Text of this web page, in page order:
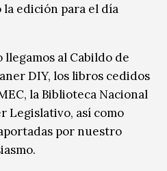
edición para el día
llegamos al Cabildo de
DIY, los libros cedidos
la Biblioteca Nacional
Legislativo, así como
por nuestro